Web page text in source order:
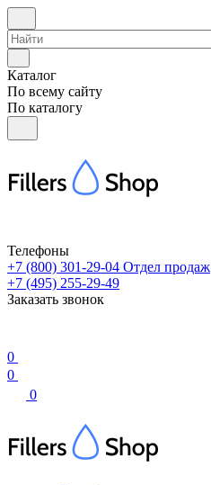
Каталог
По всему сайту
По каталогу
Телефоны
+7 (800) 301-29-04 Отдел продаж
+7 (495) 255-29-49
Заказать звонок
0
0
0